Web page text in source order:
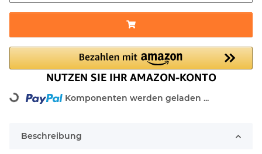
Loading... Komponenten werden geladen ...
Beschreibung